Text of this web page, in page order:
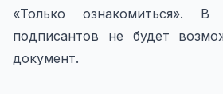
«Только ознакомиться».
подписантов не будет
документ.